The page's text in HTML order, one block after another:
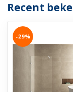
Recent
-29%